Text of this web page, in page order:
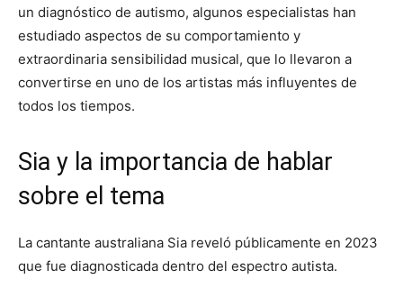
un diagnóstico de autismo, algunos especialistas han
estudiado aspectos de su comportamiento y
extraordinaria sensibilidad musical, que lo llevaron a
convertirse en uno de los artistas más influyentes de
todos los tiempos.
Sia y la importancia de hablar
sobre el tema
La cantante australiana Sia reveló públicamente en 2023
que fue diagnosticada dentro del espectro autista.